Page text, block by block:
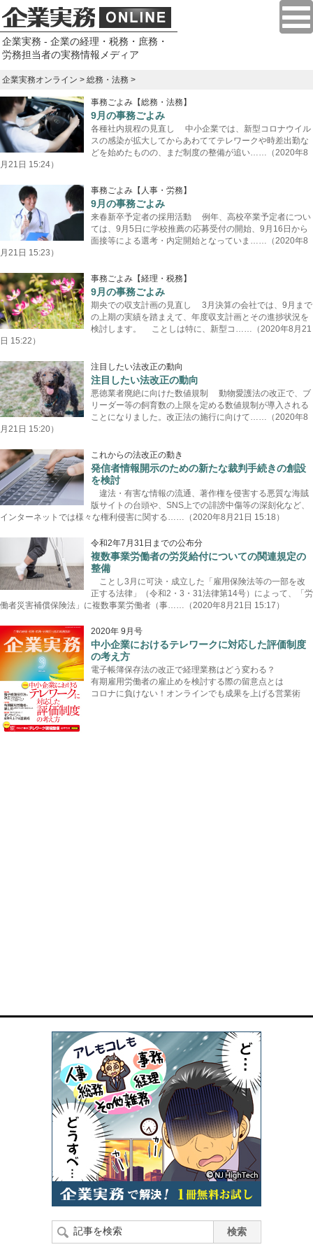
企業実務 - 企業の経理・税務・庶務・
労務担当者の実務情報メディア
企業実務オンライン > 総務・法務 >
事務ごよみ【総務・法務】
9月の事務ごよみ
各種社内規程の見直し 中小企業では、新型コロナウイル
スの感染が拡大してからあわててテレワークや時差出勤な
どを始めたものの、まだ制度の整備が追い……（2020年8
月21日 15:24）
事務ごよみ【人事・労務】
9月の事務ごよみ
来春新卒予定者の採用活動 例年、高校卒業予定者につい
ては、9月5日に学校推薦の応募受付の開始、9月16日から
面接等による選考・内定開始となっていま……（2020年8
月21日 15:23）
事務ごよみ【経理・税務】
9月の事務ごよみ
期央での収支計画の見直し 3月決算の会社では、9月まで
の上期の実績を踏まえて、年度収支計画とその進捗状況を
検討します。 ことしは特に、新型コ……（2020年8月21
日 15:22）
注目したい法改正の動向
注目したい法改正の動向
悪徳業者廃絶に向けた数値規制 動物愛護法の改正で、ブ
リーダー等の飼育数の上限を定める数値規制が導入される
ことになりました。改正法の施行に向けて……（2020年8
月21日 15:20）
これからの法改正の動き
発信者情報開示のための新たな裁判手続きの創設
を検討
違法・有害な情報の流通、著作権を侵害する悪質な海賊
版サイトの台頭や、SNS上での誹謗中傷等の深刻化など、
インターネットでは様々な権利侵害に関する……（2020年8月21日 15:18）
令和2年7月31日までの公布分
複数事業労働者の労災給付についての関連規定の
整備
ことし3月に可決・成立した「雇用保険法等の一部を改
正する法律」（令和2・3・31法律第14号）によって、「労
働者災害補償保険法」に複数事業労働者（事……（2020年8月21日 15:17）
2020年 9月号
中小企業におけるテレワークに対応した評価制度
の考え方
電子帳簿保存法の改正で経理業務はどう変わる？
有期雇用労働者の雇止めを検討する際の留意点とは
コロナに負けない！オンラインでも成果を上げる営業術